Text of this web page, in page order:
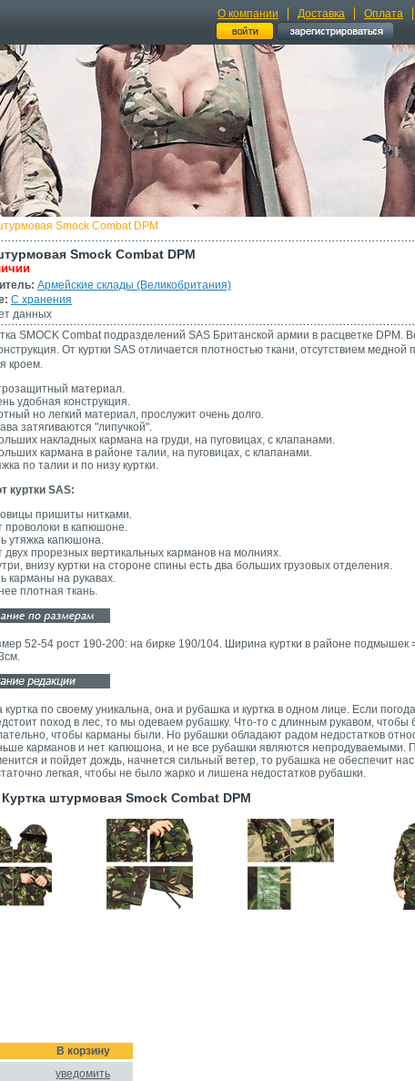
О компании Доставка Оплата
Smock Combat DPM
Smock Combat DPM
Армейские склады (Великобритания)
С хранения
данных
SMOCK Combat подразделений SAS Британской армии в расцветке
От куртки SAS отличается плотностью ткани, отсутствием
кроем.
материал.
удобная конструкция.
но легкий материал, прослужит очень долго.
затягиваются "липучкой".
накладных кармана на груди, на пуговицах, с клапанами.
кармана в районе талии, на пуговицах, с клапанами.
по талии и по низу куртки.
куртки SAS:
пришиты нитками.
проволоки в капюшоне.
утяжка капюшона.
двух прорезных вертикальных карманов на молниях.
внизу куртки на стороне спины есть два больших грузовых отделения.
карманы на рукавах.
плотная ткань.
52-54 рост 190-200: на бирке 190/104. Ширина куртки в районе подмышек
куртка по своему уникальна, она и рубашка и куртка в одном лице. Если
поход в лес, то мы одеваем рубашку. Что-то с длинным рукавом, чтобы
чтобы карманы были. Но рубашки обладают радом недостатков
карманов и нет капюшона, и не все рубашки являются непродуваемыми.
и пойдет дождь, начнется сильный ветер, то рубашка не обеспечит
легкая, чтобы не было жарко и лишена недостатков рубашки.
штурмовая Smock Combat DPM
В корзину
уведомить